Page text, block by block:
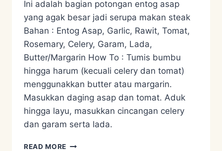
Ini adalah bagian potongan entog asap
yang agak besar jadi serupa makan steak
Bahan : Entog Asap, Garlic, Rawit, Tomat,
Rosemary, Celery, Garam, Lada,
Butter/Margarin How To : Tumis bumbu
hingga harum (kecuali celery dan tomat)
menggunakkan butter atau margarin.
Masukkan daging asap dan tomat. Aduk
hingga layu, masukkan cincangan celery
dan garam serta lada.
READ MORE RESEP